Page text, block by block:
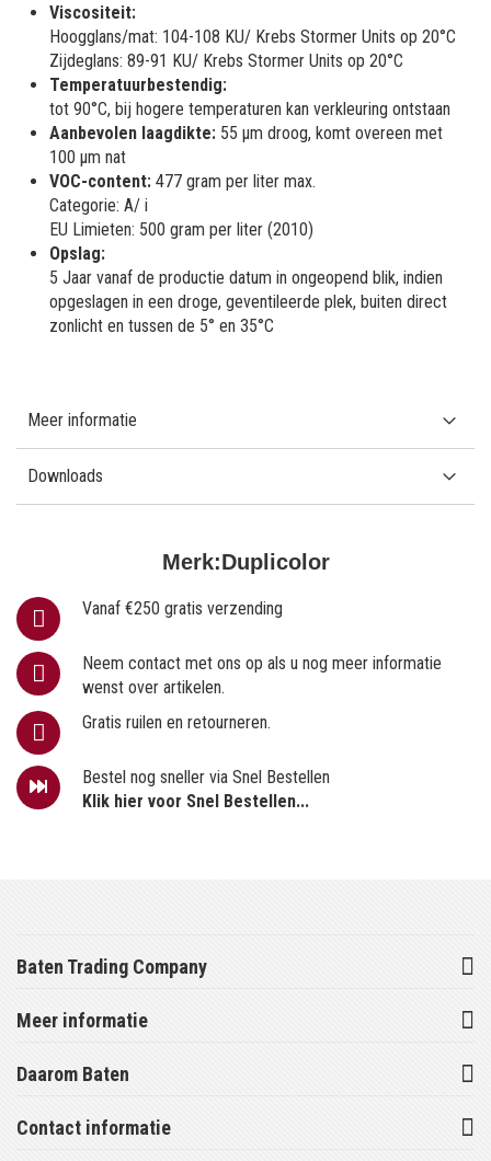
Merk:Duplicolor
Vanaf €250 gratis verzending
Neem contact met ons op als u nog meer informatie
wenst over artikelen.
Gratis ruilen en retourneren.
Bestel nog sneller via Snel Bestellen
Klik hier voor Snel Bestellen...
Viscositeit:
Hoogglans/mat: 104-108 KU/ Krebs Stormer Units op 20°C
Zijdeglans: 89-91 KU/ Krebs Stormer Units op 20°C
Temperatuurbestendig:
tot 90°C, bij hogere temperaturen kan verkleuring ontstaan
Aanbevolen laagdikte: 55 µm droog, komt overeen met
100 µm nat
VOC-content: 477 gram per liter max.
Categorie: A/ i
EU Limieten: 500 gram per liter (2010)
Opslag:
5 Jaar vanaf de productie datum in ongeopend blik, indien
opgeslagen in een droge, geventileerde plek, buiten direct
zonlicht en tussen de 5° en 35°C
Meer informatie
Downloads
Baten Trading Company
Meer informatie
Daarom Baten
Contact informatie